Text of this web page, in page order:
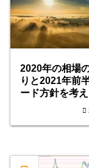
2020年の相場
りと2021年前
ード方針を考